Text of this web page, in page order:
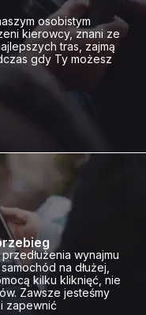
osobistym
kierowcy, znani ze
tras, zajmą
gdy Ty możesz
wynajmu
na dłużej,
kilku kliknięć, nie
Zawsze jesteśmy
zapewnić